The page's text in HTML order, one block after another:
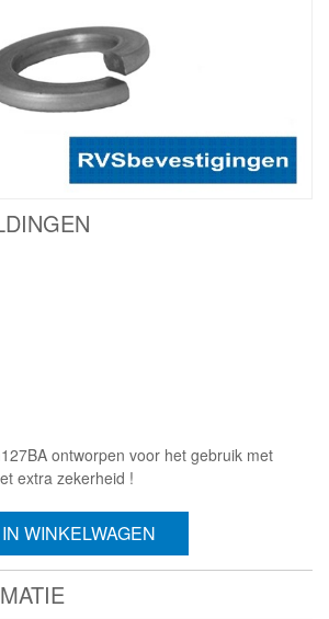
ontworpen voor het gebruik met
extra zekerheid !
IN WINKELWAGEN